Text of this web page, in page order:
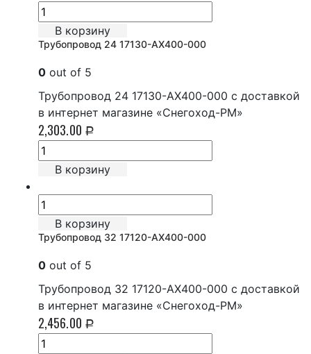
В корзину
Трубопровод 24 17130-AX400-000
0 out of 5
Трубопровод 24 17130-AX400-000 с доставкой
в интернет магазине «Снегоход-РМ»
2,303.00 Р
В корзину
В корзину
Трубопровод 32 17120-AX400-000
0 out of 5
Трубопровод 32 17120-AX400-000 с доставкой
в интернет магазине «Снегоход-РМ»
2,456.00 Р